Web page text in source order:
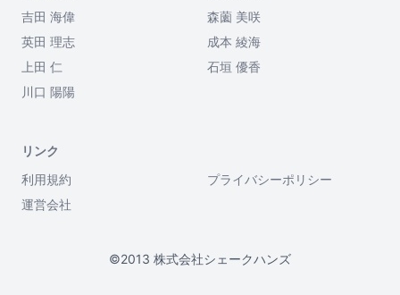
吉田 海偉
森薗 美咲
英田 理志
成本 綾海
上田 仁
石垣 優香
川口 陽陽
リンク
利用規約
プライバシーポリシー
運営会社
©2013 株式会社シェークハンズ